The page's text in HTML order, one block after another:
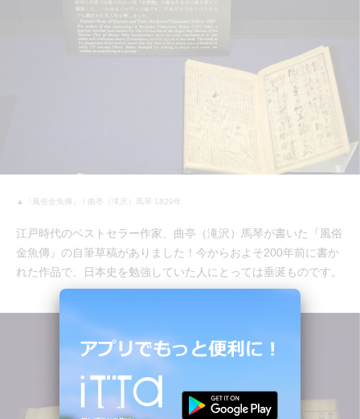
▲『風俗金魚傳』 / 曲亭（滝沢）馬琴 1829年
江戸時代のベストセラー作家、曲亭（滝沢）馬琴が書いた『風俗
金魚傳』の自筆草稿がありました！今からおよそ200年前に書か
れた作品で、日本史を勉強していた人にとっては垂涎ものです。